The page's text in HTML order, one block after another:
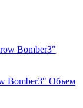
Bomber3" Объем